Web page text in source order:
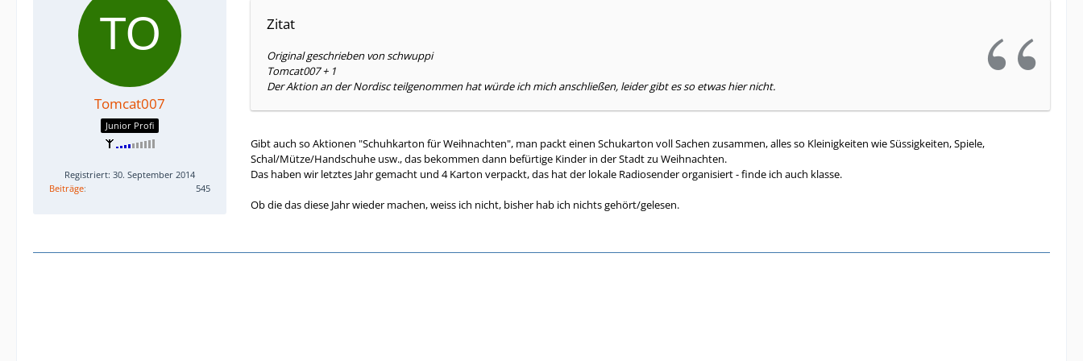
Tomcat007
Junior Profi
Registriert: 30. September 2014
Beiträge
545
Zitat
Original geschrieben von schwuppi
Tomcat007 + 1
Der Aktion an der Nordisc teilgenommen hat würde ich mich anschließen, leider gibt es so etwas hier nicht.
Gibt auch so Aktionen "Schuhkarton für Weihnachten", man packt einen Schukarton voll Sachen zusammen, alles so Kleinigkeiten wie Süssigkeiten, Spiele,
Schal/Mütze/Handschuhe usw., das bekommen dann befürtige Kinder in der Stadt zu Weihnachten.
Das haben wir letztes Jahr gemacht und 4 Karton verpackt, das hat der lokale Radiosender organisiert - finde ich auch klasse.
Ob die das diese Jahr wieder machen, weiss ich nicht, bisher hab ich nichts gehört/gelesen.